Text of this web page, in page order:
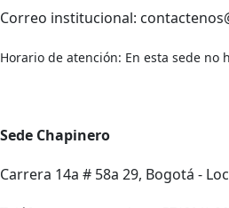
Correo institucional:
Horario de atención: En esta sede no
Sede Chapinero
Carrera 14a # 58a 29, Bogotá -